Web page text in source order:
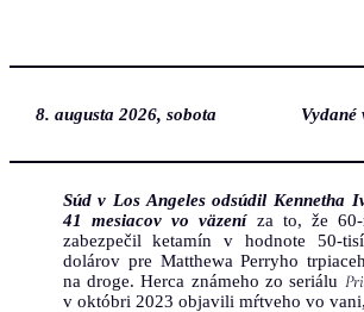
8. augusta 2026, sobota Vydané
Súd v Los Angeles odsúdil Kennetha
41 mesiacov vo väzeníza to, že 60-
zabezpečil ketamín v hodnote 50-
dolárov pre Matthewa Perryho
na droge. Herca známeho zo seriálu
v októbri 2023 objavili mŕtveho vo